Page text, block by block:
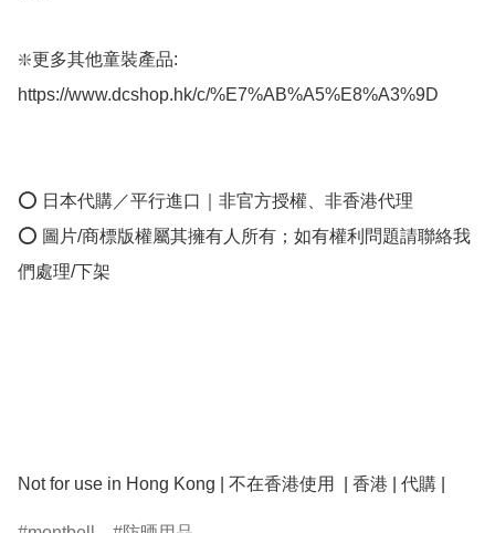
❇️更多其他童裝產品:
https://www.dcshop.hk/c/%E7%AB%A5%E8%A3%9D
⭕ 日本代購／平行進口｜非官方授權、非香港代理
⭕ 圖片/商標版權屬其擁有人所有；如有權利問題請聯絡我
們處理/下架